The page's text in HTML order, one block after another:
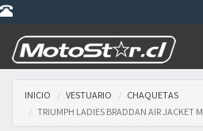
INICIO VESTUARIO
CHAQUETAS
TRIUMPH LADIES BRADDAN AIR JACKET M